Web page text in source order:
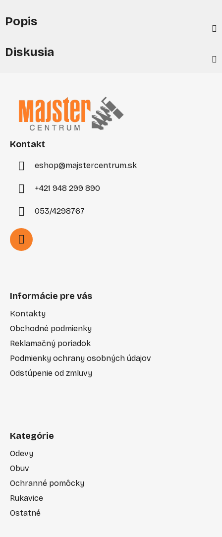
Popis
Diskusia
Kontakt
eshop@majstercentrum.sk
+421 948 299 890
053/4298767
Informácie pre vás
Kontakty
Obchodné podmienky
Reklamačný poriadok
Podmienky ochrany osobných údajov
Odstúpenie od zmluvy
Kategórie
Odevy
Obuv
Ochranné pomôcky
Rukavice
Ostatné